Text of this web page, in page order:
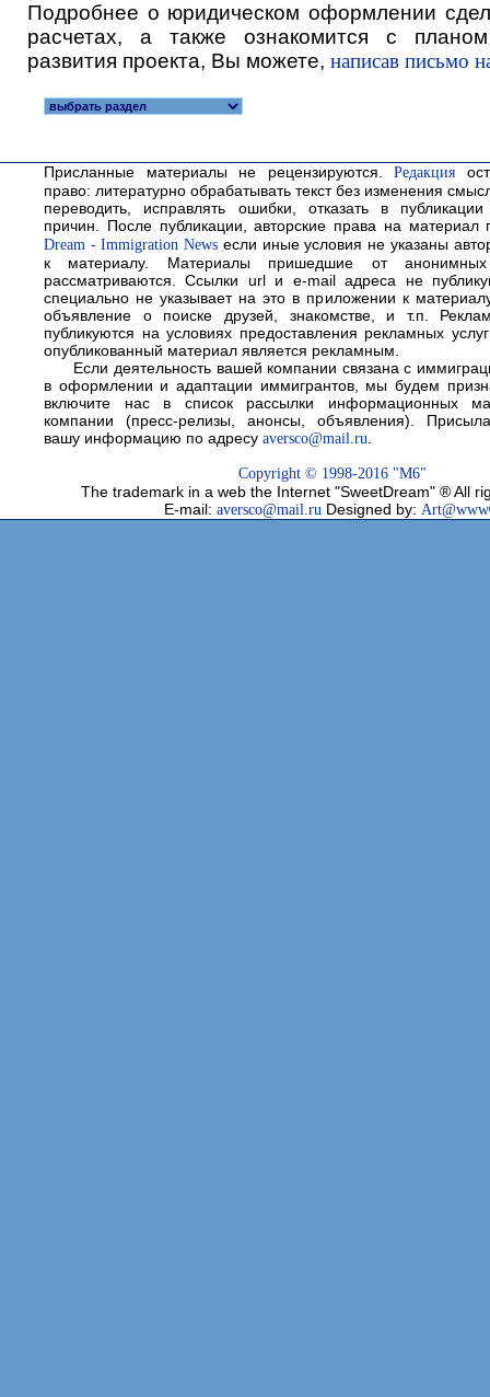
Подробнее о юридическом оформлении
расчетах, а также ознакомится с
развития проекта, Вы можете, написав письмо
Присланные материалы не рецензируются.Редакция
право: литературно обрабатывать текст без изменения
переводить, исправлять ошибки, отказать в
причин. После публикации, авторские права на материал
Dream - Immigration News если иные условия не указаны
к материалу. Материалы пришедшие от анонимных
рассматриваются. Cсылки url и e-mail адреса не
специально не указывает на это в приложении к
объявление о поиске друзей, знакомстве, и т.п.
публикуются на условиях предоставления рекламных
опубликованный материал является рекламным.
Если деятельность вашей компании связана с
в оформлении и адаптации иммигрантов, мы будем
включите нас в список рассылки информационных
компании (пресс-релизы, анонсы, объявления).
вашу информацию по адресу aversco@mail.ru
Copyright © 1998-2016 "M6"
The trademark in a web the Internet "SweetDream" ® All
E-mail: aversco@mail.ru Designed by: Art@www